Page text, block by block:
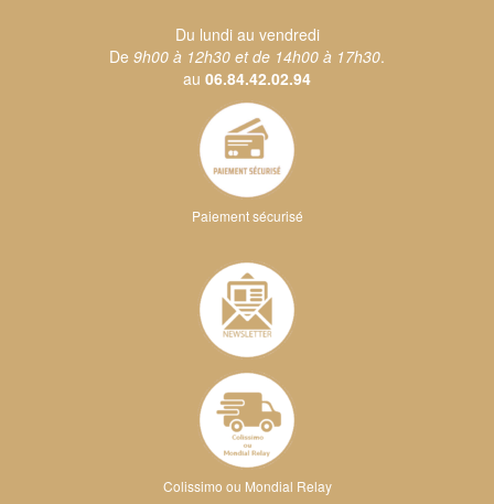
Du lundi au vendredi
De 9h00 à 12h30 et de 14h00 à 17h30.
au 06.84.42.02.94
Paiement sécurisé
Colissimo ou Mondial Relay